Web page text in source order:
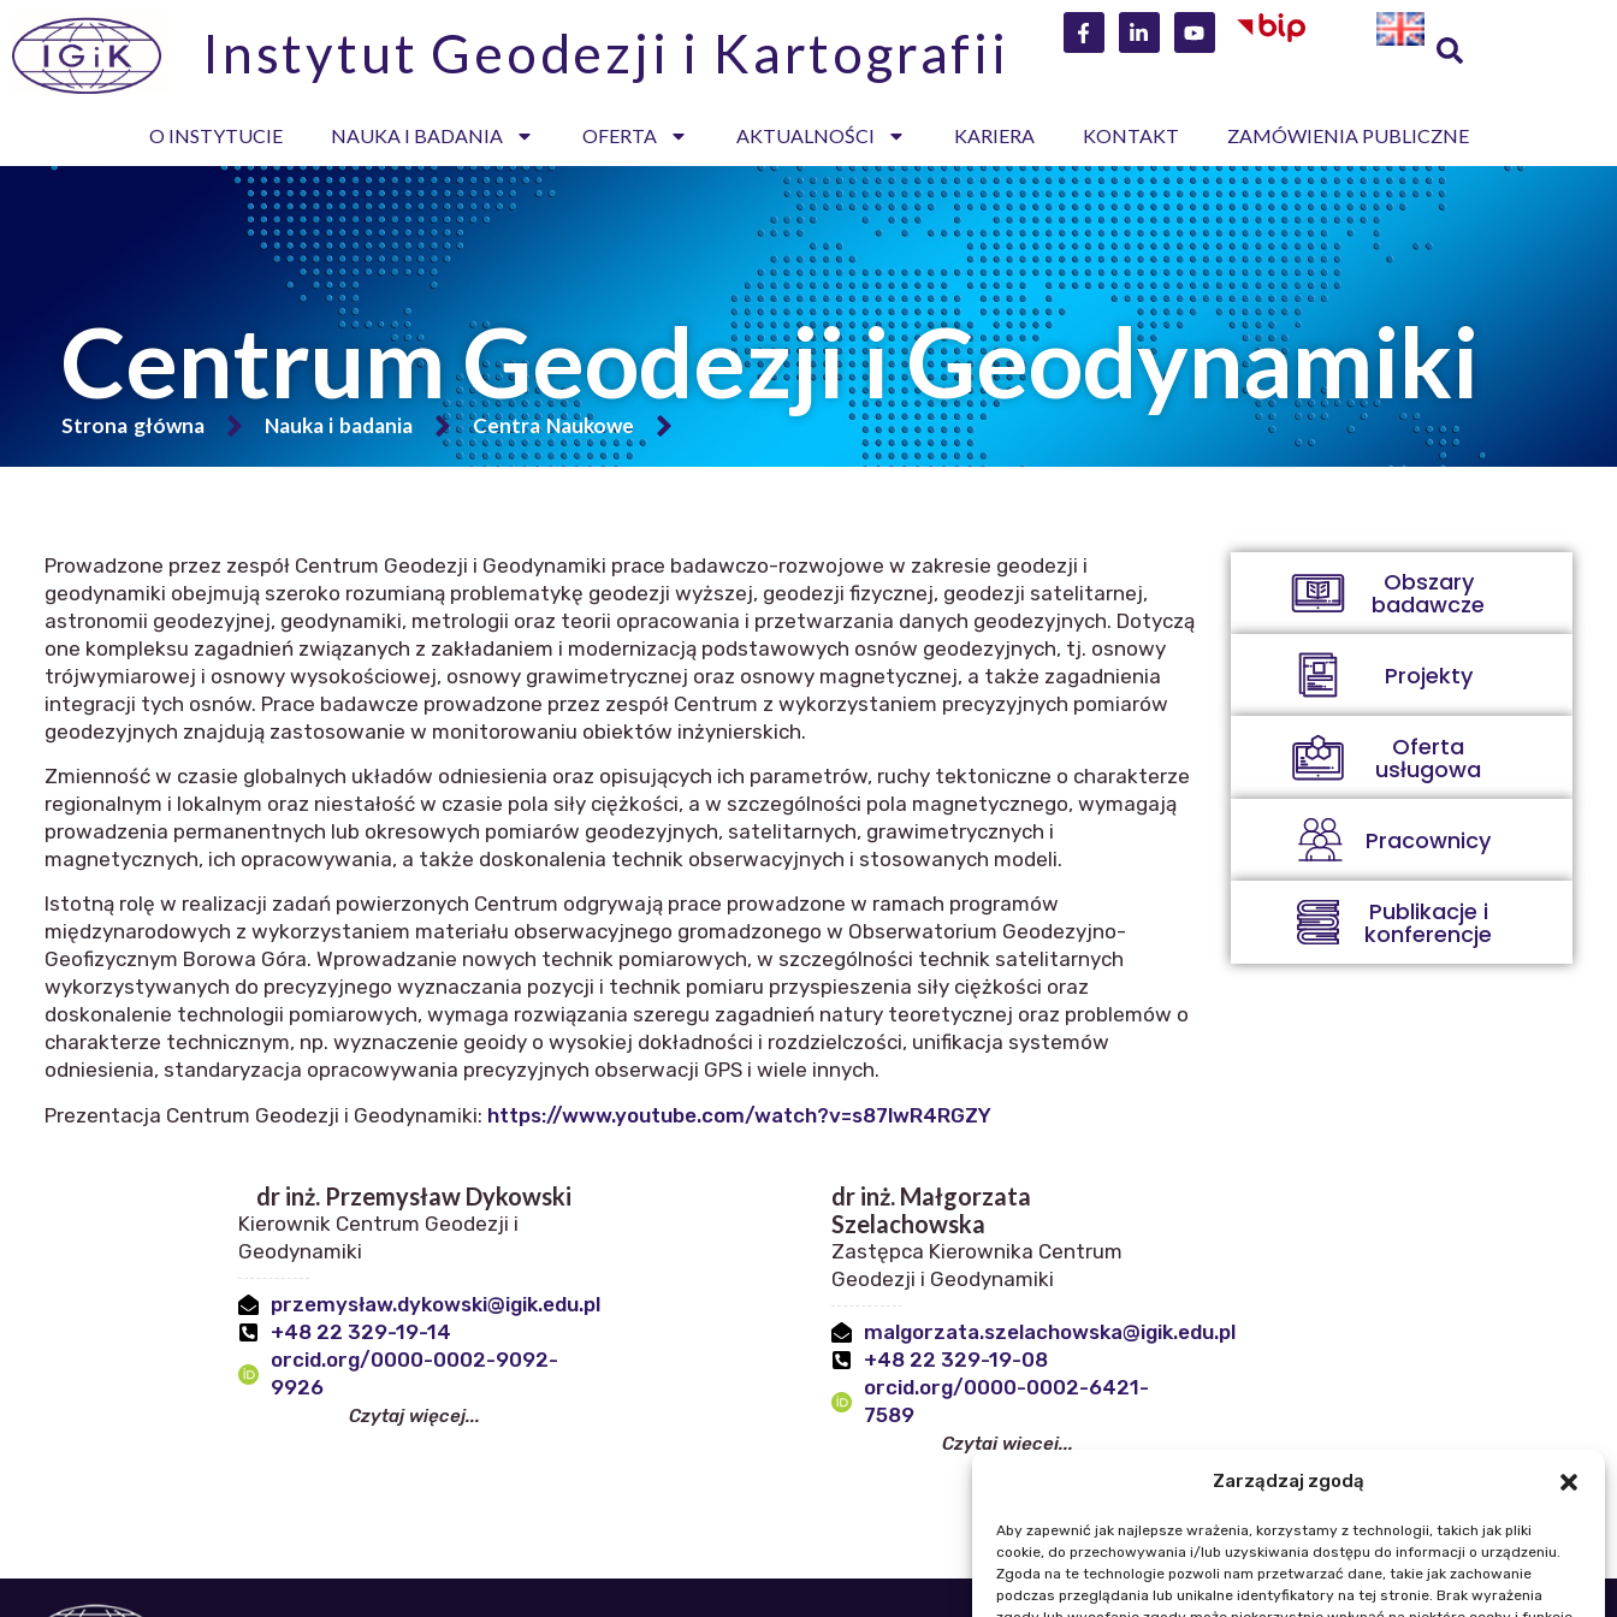
Zarządzaj zgodą
Aby zapewnić jak najlepsze wrażenia, korzystamy z technologii, takich jak pliki
cookie, do przechowywania i/lub uzyskiwania dostępu do informacji o urządzeniu.
Zgoda na te technologie pozwoli nam przetwarzać dane, takie jak zachowanie
podczas przeglądania lub unikalne identyfikatory na tej stronie. Brak wyrażenia
Instytut Geodezji i Kartografii
O INSTYTUCIE NAUKA I BADANIA OFERTA AKTUALNOŚCI KARIERA KONTAKT ZAMÓWIENIA PUBLICZNE
Centrum Geodezji i Geodynamiki
Strona główna Nauka i badania Centra Naukowe
Prowadzone przez zespół Centrum Geodezji i Geodynamiki prace badawczo-rozwojowe w zakresie geodezji i
geodynamiki obejmują szeroko rozumianą problematykę geodezji wyższej, geodezji fizycznej, geodezji satelitarnej,
astronomii geodezyjnej, geodynamiki, metrologii oraz teorii opracowania i przetwarzania danych geodezyjnych. Dotyczą
one kompleksu zagadnień związanych z zakładaniem i modernizacją podstawowych osnów geodezyjnych, tj. osnowy
trójwymiarowej i osnowy wysokościowej, osnowy grawimetrycznej oraz osnowy magnetycznej, a także zagadnienia
integracji tych osnów. Prace badawcze prowadzone przez zespół Centrum z wykorzystaniem precyzyjnych pomiarów
geodezyjnych znajdują zastosowanie w monitorowaniu obiektów inżynierskich.
Zmienność w czasie globalnych układów odniesienia oraz opisujących ich parametrów, ruchy tektoniczne o charakterze
regionalnym i lokalnym oraz niestałość w czasie pola siły ciężkości, a w szczególności pola magnetycznego, wymagają
prowadzenia permanentnych lub okresowych pomiarów geodezyjnych, satelitarnych, grawimetrycznych i
magnetycznych, ich opracowywania, a także doskonalenia technik obserwacyjnych i stosowanych modeli.
Istotną rolę w realizacji zadań powierzonych Centrum odgrywają prace prowadzone w ramach programów
międzynarodowych z wykorzystaniem materiału obserwacyjnego gromadzonego w Obserwatorium Geodezyjno-
Geofizycznym Borowa Góra. Wprowadzanie nowych technik pomiarowych, w szczególności technik satelitarnych
wykorzystywanych do precyzyjnego wyznaczania pozycji i technik pomiaru przyspieszenia siły ciężkości oraz
doskonalenie technologii pomiarowych, wymaga rozwiązania szeregu zagadnień natury teoretycznej oraz problemów o
charakterze technicznym, np. wyznaczenie geoidy o wysokiej dokładności i rozdzielczości, unifikacja systemów
odniesienia, standaryzacja opracowywania precyzyjnych obserwacji GPS i wiele innych.
Prezentacja Centrum Geodezji i Geodynamiki: https://www.youtube.com/watch?v=s87lwR4RGZY
dr inż. Przemysław Dykowski
Kierownik Centrum Geodezji i
Geodynamiki
przemysław.dykowski@igik.edu.pl
+48 22 329-19-14
orcid.org/0000-0002-9092-
9926
Czytaj więcej...
dr inż. Małgorzata
Szelachowska
Zastępca Kierownika Centrum
Geodezji i Geodynamiki
malgorzata.szelachowska@igik.edu.pl
+48 22 329-19-08
orcid.org/0000-0002-6421-
7589
Czytaj więcej...
Obszary
badawcze
Projekty
Oferta
usługowa
Pracownicy
Publikacje i
konferencje